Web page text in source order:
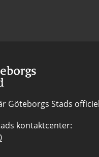
Göteborgs Stads
kontaktcenter: